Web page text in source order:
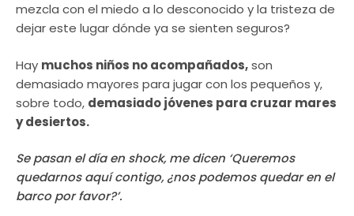
mezcla con el miedo a lo desconocido y la tristeza de
dejar este lugar dónde ya se sienten seguros?
Hay muchos niños no acompañados,son
demasiado mayores para jugar con los pequeños y,
sobre todo, demasiado jóvenes para cruzar mares
y desiertos.
Se pasan el día en shock, me dicen ‘Queremos
quedarnos aquí contigo, ¿nos podemos quedar en el
barco por favor?’.